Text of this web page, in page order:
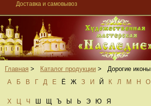
Доставка и самовывоз
Главная > Каталог продукции >
Дорогие иконы
А
Б В Г Д Е Ё Ж З И Й К Л М Н О
Х Ц Ч Ш Щ Ъ Ы Ь Э Ю Я